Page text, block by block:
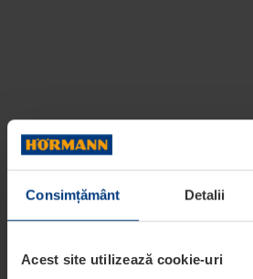
Consimțământ Detalii
Acest site utilizează cookie-uri